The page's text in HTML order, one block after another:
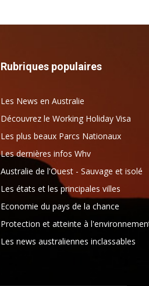
Rubriques populaires
Les News en Australie
Découvrez le Working Holiday Visa
Les plus beaux Parcs Nationaux
Les dernières infos Whv
Australie de l'Ouest - Sauvage et isolé
Les états et les principales villes
Economie du pays de la chance
Protection et atteinte à
Les news australiennes inclassables